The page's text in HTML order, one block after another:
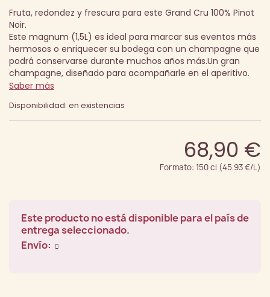
Fruta, redondez y frescura para este Grand Cru 100% Pinot
Noir.
Este magnum (1,5L) es ideal para marcar sus eventos más
hermosos o enriquecer su bodega con un champagne que
podrá conservarse durante muchos años más.Un gran
champagne, diseñado para acompañarle en el aperitivo.
Saber más
Disponibilidad: en existencias
68,90 €
Formato: 150 cl (45.93 €/L)
Este producto no está disponible para el país de
entrega seleccionado.
Envío: